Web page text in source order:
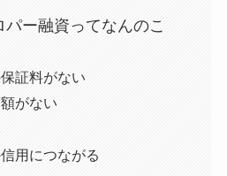
ー融資ってなんのこ
証料がない
がない
用につながる